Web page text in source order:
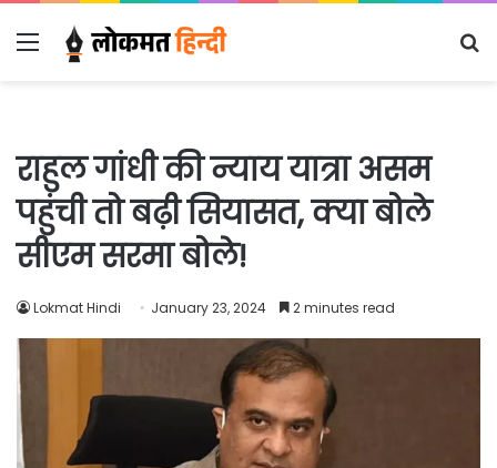
Menu
राहुल गांधी की न्याय यात्रा असम
पहुंची तो बढ़ी सियासत, क्या बोले
सीएम सरमा बोले!
Lokmat Hindi January 23, 2024 2 minutes read